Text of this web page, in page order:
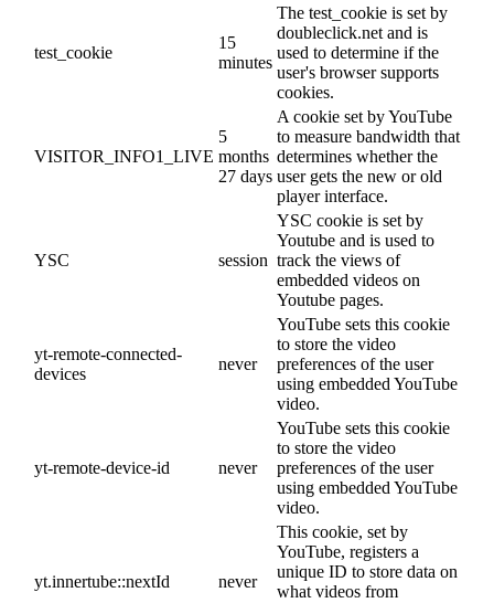
test_cookie
15
minutes
The test_cookie is set by
doubleclick.net and is
used to determine if the
user's browser supports
cookies.
VISITOR_INFO1_LIVE
5
months
27 days
A cookie set by YouTube
to measure bandwidth that
determines whether the
user gets the new or old
player interface.
YSC session
YSC cookie is set by
Youtube and is used to
track the views of
embedded videos on
Youtube pages.
yt-remote-connected-
devices
never
YouTube sets this cookie
to store the video
preferences of the user
using embedded YouTube
video.
yt-remote-device-id never
YouTube sets this cookie
to store the video
preferences of the user
using embedded YouTube
video.
yt.innertube::nextId never
This cookie, set by
YouTube, registers a
unique ID to store data on
what videos from